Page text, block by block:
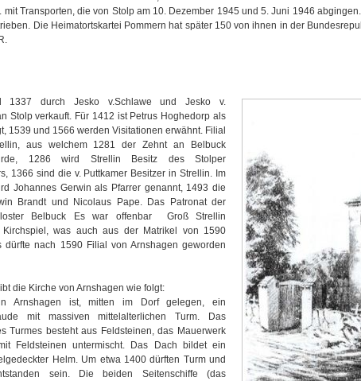
mit Transporten, die von Stolp am 10. Dezember 1945 und 5. Juni 1946
Die Heimatortskartei Pommern hat später 150 von ihnen in der
1337 durch Jesko v.Schlawe und Jesko v.
Stolp verkauft. Für 1412 ist Petrus Hoghedorp als
1539 und 1566 werden Visitationen erwähnt. Filial
aus welchem 1281 der Zehnt an Belbuck
1286 wird Strellin Besitz des Stolper
1366 sind die v. Puttkamer Besitzer in Strellin. Im
Johannes Gerwin als Pfarrer genannt, 1493 die
Brandt und Nicolaus Pape. Das Patronat der
Belbuck Es war offenbar Groß Strellin
Kirchspiel, was auch aus der Matrikel von 1590
dürfte nach 1590 Filial von Arnshagen geworden
die Kirche von Arnshagen wie folgt:
Arnshagen ist, mitten im Dorf gelegen, ein
mit massiven mittelalterlichen Turm. Das
Turmes besteht aus Feldsteinen, das Mauerwerk
Feldsteinen untermischt. Das Dach bildet ein
Helm. Um etwa 1400 dürften Turm und
sein. Die beiden Seitenschiffe (das